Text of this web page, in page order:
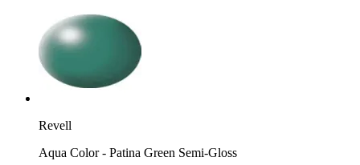
Revell
Aqua Color - Patina Green Semi-Gloss